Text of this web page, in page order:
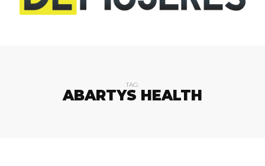
TAG:
ABARTYS HEALTH